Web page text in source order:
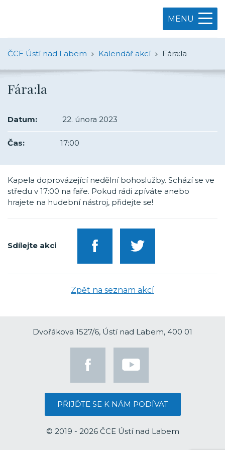
MENU
ČCE Ústí nad Labem Kalendář akcí Fára:la
Fára:la
Datum: 22. února 2023
Čas: 17:00
Kapela doprovázející nedělní bohoslužby. Schází se ve
středu v 17:00 na faře. Pokud rádi zpíváte anebo
hrajete na hudební nástroj, přidejte se!
Sdílejte akci
Zpět na seznam akcí
Dvořákova 1527/6, Ústí nad Labem, 400 01
PŘIJĎTE SE K NÁM PODÍVAT
© 2019 - 2026 ČCE Ústí nad Labem